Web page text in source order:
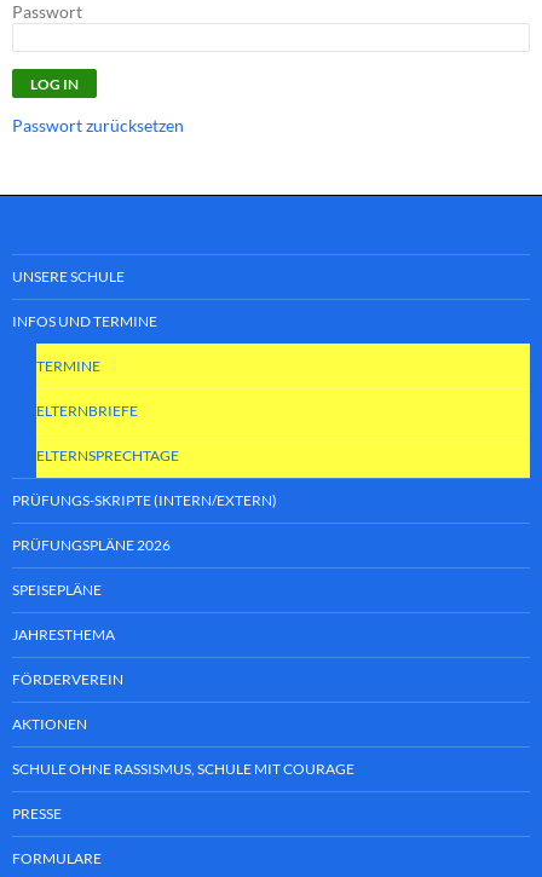
Passwort
Passwort zurücksetzen
UNSERE SCHULE
INFOS UND TERMINE
TERMINE
ELTERNBRIEFE
ELTERNSPRECHTAGE
PRÜFUNGS-SKRIPTE (INTERN/EXTERN)
PRÜFUNGSPLÄNE 2026
SPEISEPLÄNE
JAHRESTHEMA
FÖRDERVEREIN
AKTIONEN
SCHULE OHNE RASSISMUS, SCHULE MIT COURAGE
PRESSE
FORMULARE